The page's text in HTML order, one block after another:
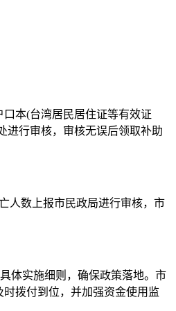
本(台湾居民居住证等有效证
进行审核，审核无误后领取补助
人数上报市民政局进行审核，市
体实施细则，确保政策落地。市
拨付到位，并加强资金使用监